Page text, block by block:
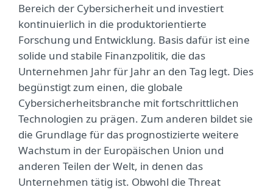
Bereich der Cybersicherheit und investiert
kontinuierlich in die produktorientierte
Forschung und Entwicklung. Basis dafür ist eine
solide und stabile Finanzpolitik, die das
Unternehmen Jahr für Jahr an den Tag legt. Dies
begünstigt zum einen, die globale
Cybersicherheitsbranche mit fortschrittlichen
Technologien zu prägen. Zum anderen bildet sie
die Grundlage für das prognostizierte weitere
Wachstum in der Europäischen Union und
anderen Teilen der Welt, in denen das
Unternehmen tätig ist. Obwohl die Threat